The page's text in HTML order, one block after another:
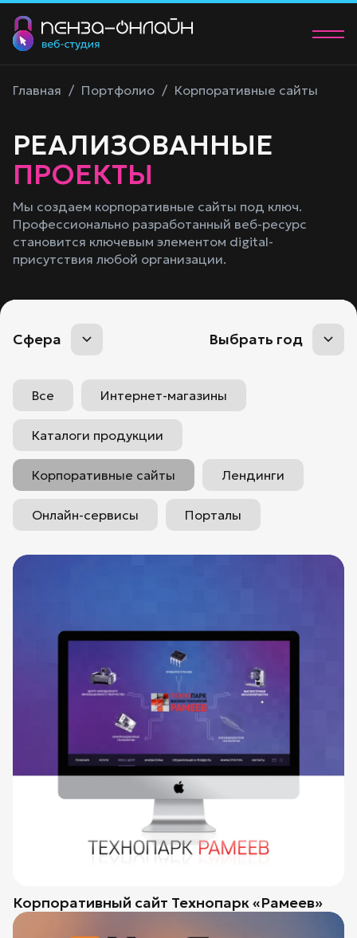
Портфолио
Контакты
+7 (902) 205-83-00
manager@58studio.ru
Обсудить проект
Главная / Портфолио / Корпоративные сайты
РЕАЛИЗОВАННЫЕ
ПРОЕКТЫ
Мы создаем корпоративные сайты под ключ.
Профессионально разработанный веб-ресурс
становится ключевым элементом digital-
присутствия любой организации.
Все Интернет-магазины
Каталоги продукции
Корпоративные сайты Лендинги
Онлайн-сервисы Порталы
Сфера Выбрать год
Корпоративный сайт Технопарк «Рамеев»